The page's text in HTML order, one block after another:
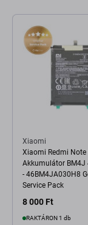
Xiaomi
Xiaomi Redmi Note
Akkumulátor BM4J
- 46BM4JA030H8
Service Pack
8 000 Ft
RAKTÁRON 1 db